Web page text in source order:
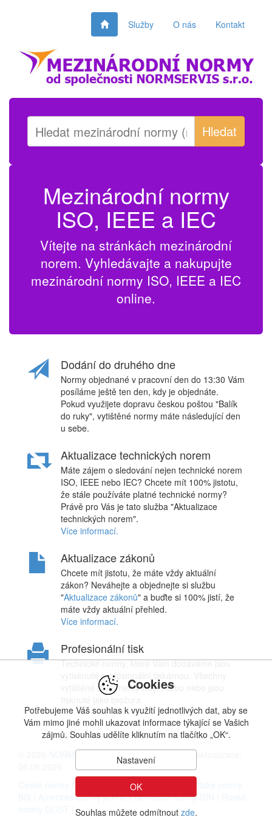
Služby O nás Kontakt
Hledat
Mezinárodní normy
ISO, IEEE a IEC
Vítejte na stránkách mezinárodní
norem. Vyhledávajte a nakupujte
mezinárodní normy ISO, IEEE a IEC
online.
Dodání do druhého dne
Normy objednané v pracovní den do 13:30 Vám
posíláme ještě ten den, kdy je objednáte.
Pokud využijete dopravu českou poštou "Balík
do ruky", vytištěné normy máte následující den
u sebe.
Aktualizace technických norem
Máte zájem o sledování nejen technické norem
ISO, IEEE nebo IEC? Chcete mít 100% jistotu,
že stále používáte platné technické normy?
Právě pro Vás je tato služba "Aktualizace
technických norem".
Více informací.
Aktualizace zákonů
Chcete mít jistotu, že máte vždy aktuální
zákon? Neváhejte a objednejte si službu
"Aktualizace zákonů" a buďte si 100% jistí, že
máte vždy aktuální přehled.
Více informací.
Profesionální tisk
Technické normy, které Vám dodáváme jsou
vytisknuté profesionální tiskárnou. Všechny
vytištěné dokumenty mají vazbu nebo jsou
NORMSERVIS s.r.o.
| Datum poslední aktualizace:
Slovenské normy STN
Americké normy ASTM|Německé normy DIN
Cookies
Potřebujeme Váš souhlas k využití jednotlivých dat, aby se
Vám mimo jiné mohli ukazovat informace týkající se Vašich
zájmů. Souhlas udělíte kliknutím na tlačítko „OK“.
Nastavení
OK
Souhlas můžete odmítnout zde.